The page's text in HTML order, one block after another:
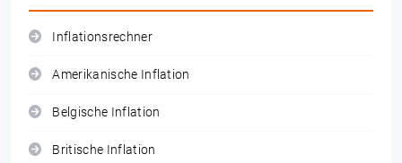
Inflationsrechner
Amerikanische Inflation
Belgische Inflation
Britische Inflation